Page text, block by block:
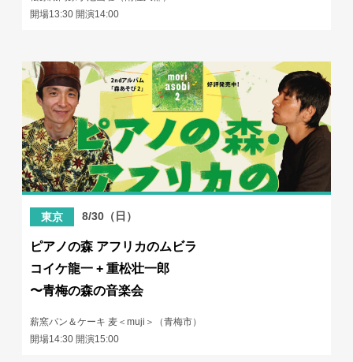
開場13:30 開演14:00
東京 8/30（日）
ピアノの森 アフリカのムビラ
コイケ龍一 + 重松壮一郎
〜青梅の森の音楽会
薪窯パン＆ケーキ 麦＜muji＞（青梅市）
開場14:30 開演15:00